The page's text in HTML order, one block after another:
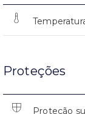
Proteções
Proteção